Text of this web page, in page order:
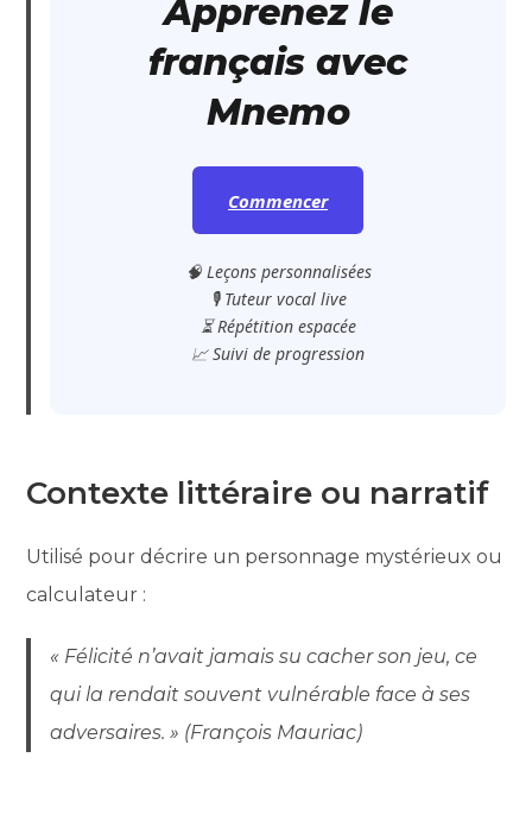
Apprenez le
français avec
Mnemo
Commencer
🧠 Leçons personnalisées
🎙️ Tuteur vocal live
⏳ Répétition espacée
📈 Suivi de progression
Contexte littéraire ou narratif
Utilisé pour décrire un personnage mystérieux ou
calculateur :
« Félicité n’avait jamais su cacher son jeu, ce
qui la rendait souvent vulnérable face à ses
adversaires. » (François Mauriac)